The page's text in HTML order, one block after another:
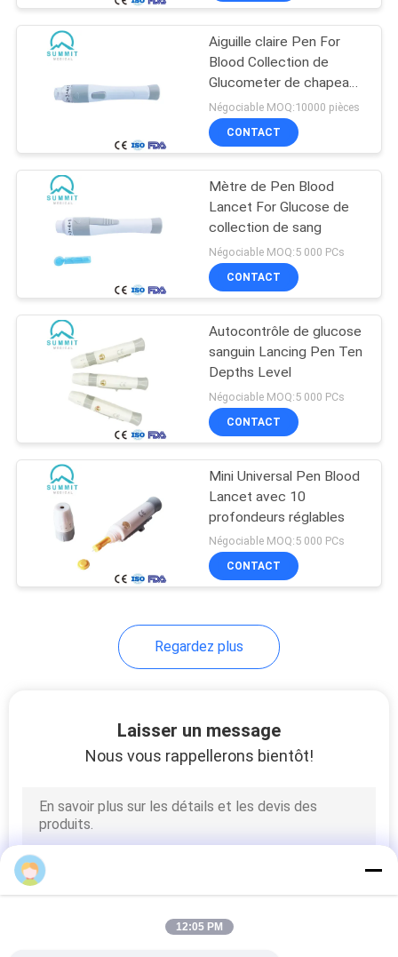
Tensiomètre
Machine médicale
de nébuliseur
Concentrateur
médical de
l'oxygène
médical
Ruban adhésif
médical
Aiguille claire Pen For
Blood Collection de
Glucometer de chapeau
protecteur
Négociable MOQ:10000 pièces
CONTACT
Mètre de Pen Blood
Lancet For Glucose de
collection de sang
Négociable MOQ:5 000 PCs
CONTACT
Autocontrôle de glucose
sanguin Lancing Pen Ten
Depths Level
Négociable MOQ:5 000 PCs
CONTACT
Mini Universal Pen Blood
Lancet avec 10
profondeurs réglables
Négociable MOQ:5 000 PCs
CONTACT
Regardez plus
Laisser un message
Nous vous rappellerons bientôt!
12:05 PM